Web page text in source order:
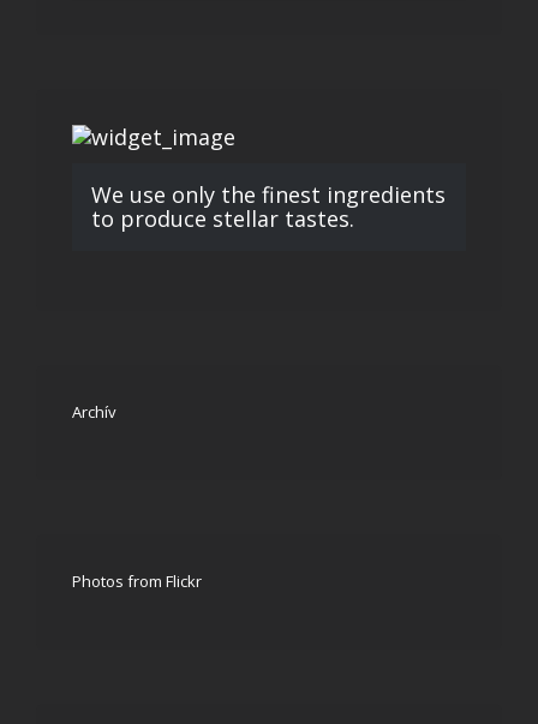
We use only the finest ingredients
to produce stellar tastes.
Archív
Photos from Flickr